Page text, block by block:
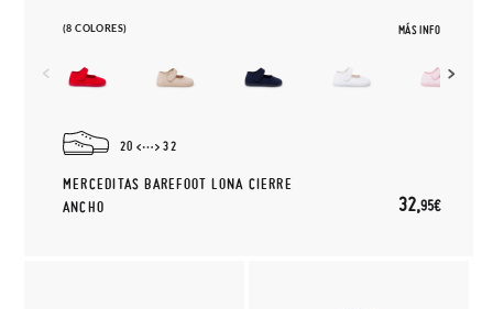
(8 COLORES) MÁS INFO
20 32
MERCEDITAS BAREFOOT LONA CIERRE
ANCHO
32,95€